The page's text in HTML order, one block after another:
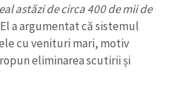
astăzi de circa 400 de mii de
a argumentat că sistemul
cu venituri mari, motiv
eliminarea scutirii și